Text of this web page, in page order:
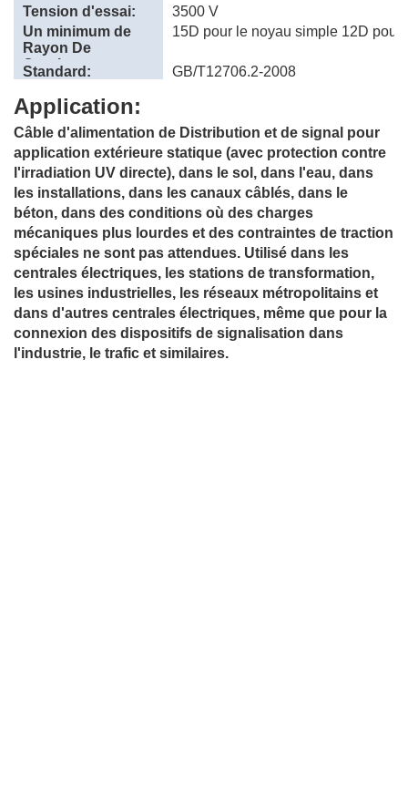
Tension d'essai:
3500 V
Un minimum de
Rayon De
Courbure
15D pour le noyau simple 12D
Standard: GB/T12706.2-2008
Application:
Câble d'alimentation de Distribution et de signal pour
application extérieure statique (avec protection contre
l'irradiation UV directe), dans le sol, dans l'eau, dans
les installations, dans les canaux câblés, dans le
béton, dans des conditions où des charges
mécaniques plus lourdes et des contraintes de traction
spéciales ne sont pas attendues. Utilisé dans les
centrales électriques, les stations de transformation,
les usines industrielles, les réseaux métropolitains et
dans d'autres centrales électriques, même que pour la
connexion des dispositifs de signalisation dans
l'industrie, le trafic et similaires.